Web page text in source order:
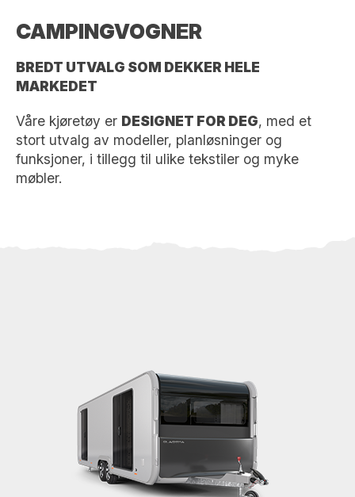
CAMPINGVOGNER
BREDT UTVALG SOM DEKKER HELE
MARKEDET
Våre kjøretøy er DESIGNET FOR DEG, med et
stort utvalg av modeller, planløsninger og
funksjoner, i tillegg til ulike tekstiler og myke
møbler.